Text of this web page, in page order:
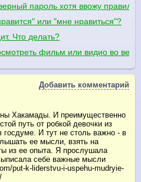
пароль хотя ввожу
или "мне нравиться"?
Что делать?
фильм или видио во
Добавить комментарий
Хакамады. И преимущественно
путь от робкой девочки из
госдуме. И тут не столь важно - в
ее мысли, взять на
из ее опыта. Я прослушала
себе важные мысли
put-k-liderstvu-i-uspehu-mudryie-